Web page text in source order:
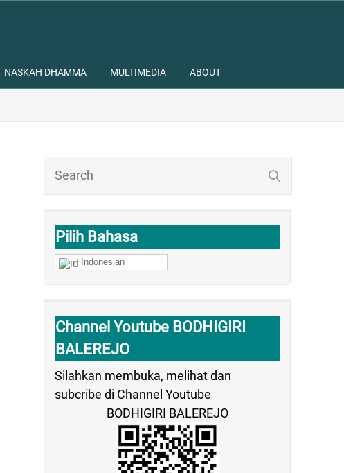
NASKAH DHAMMA MULTIMEDIA ABOUT
Pilih Bahasa
Indonesian
Channel Youtube BODHIGIRI
BALEREJO
Silahkan membuka, melihat dan
subcribe di Channel Youtube
BODHIGIRI BALEREJO